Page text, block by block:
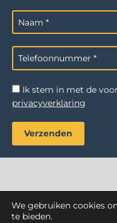
Ik stem in met de
privacyverklaring
AZ Reiniging. Alle rechten
We gebruiken cookies
te bieden.